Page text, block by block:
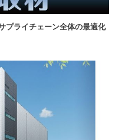
プライチェーン全体の最適化